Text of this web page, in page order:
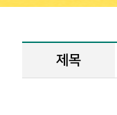
제목